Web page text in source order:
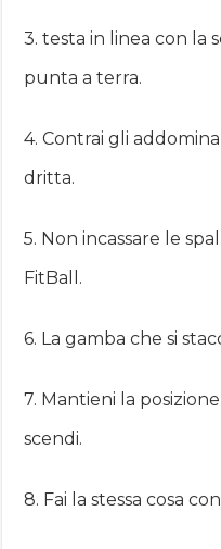
3. testa in linea con la
punta a terra.
4. Contrai gli
dritta.
5. Non incassare le
FitBall.
6. La gamba che si
7. Mantieni la
scendi.
8. Fai la stessa cosa